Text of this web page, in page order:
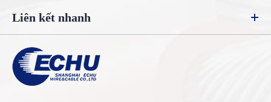
Liên kết nhanh